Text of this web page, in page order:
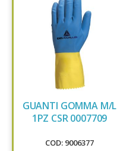
GUANTI GOMMA M/L
1PZ CSR 0007709
COD: 9006377